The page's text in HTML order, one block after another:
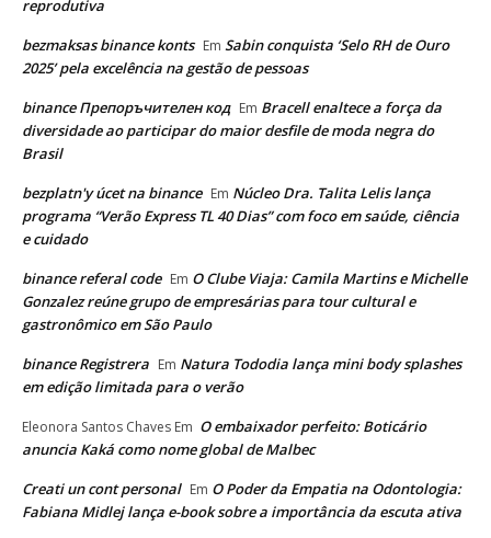
reprodutiva
bezmaksas binance konts Em Sabin conquista ‘Selo RH de Ouro
2025’ pela excelência na gestão de pessoas
binance Препоръчителен код Em Bracell enaltece a força da
diversidade ao participar do maior desfile de moda negra do
Brasil
bezplatn'y úcet na binance Em Núcleo Dra. Talita Lelis lança
programa “Verão Express TL 40 Dias” com foco em saúde, ciência
e cuidado
binance referal code Em O Clube Viaja: Camila Martins e Michelle
Gonzalez reúne grupo de empresárias para tour cultural e
gastronômico em São Paulo
binance Registrera Em Natura Tododia lança mini body splashes
em edição limitada para o verão
Eleonora Santos Chaves Em O embaixador perfeito: Boticário
anuncia Kaká como nome global de Malbec
Creati un cont personal Em O Poder da Empatia na Odontologia:
Fabiana Midlej lança e-book sobre a importância da escuta ativa